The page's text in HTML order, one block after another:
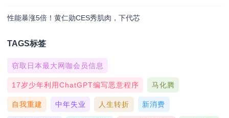
性能暴涨5倍！黄仁勋CES秀肌肉，下代芯
TAGS标签
窃取日本最大网咖会员信息
17岁少年利用ChatGPT编写恶意程序 马化腾
自我重建 中年失业 人生转折 新消费